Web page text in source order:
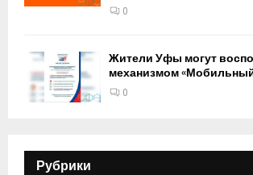
0
Жители Уфы могут
механизмом
0
Рубрики